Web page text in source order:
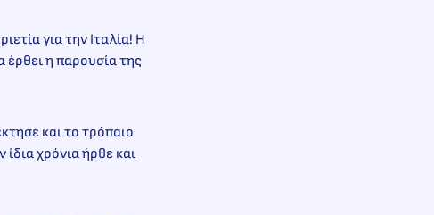
για την Ιταλία! Η
η παρουσία της
και το τρόπαιο
χρόνια ήρθε και